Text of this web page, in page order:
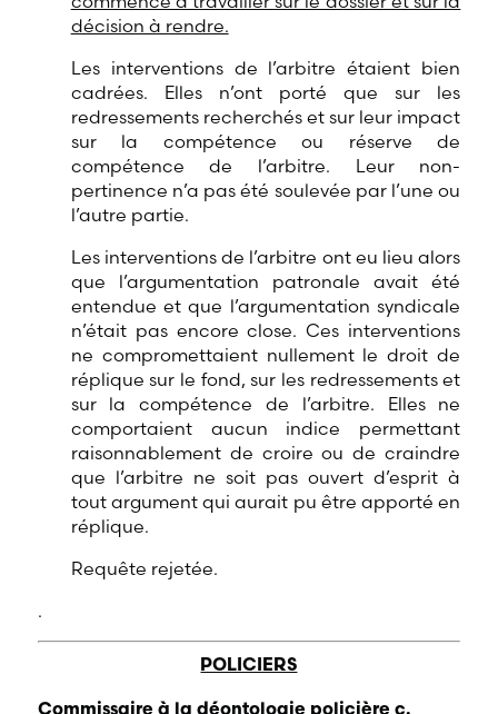
décision à rendre.
Les interventions de l’arbitre étaient bien
cadrées. Elles n’ont porté que sur les
redressements recherchés et sur leur impact
sur la compétence ou réserve de
compétence de l’arbitre. Leur non-
pertinence n’a pas été soulevée par l’une ou
l’autre partie.
Les interventions de l’arbitre ont eu lieu alors
que l’argumentation patronale avait été
entendue et que l’argumentation syndicale
n’était pas encore close. Ces interventions
ne compromettaient nullement le droit de
réplique sur le fond, sur les redressements et
sur la compétence de l’arbitre. Elles ne
comportaient aucun indice permettant
raisonnablement de croire ou de craindre
que l’arbitre ne soit pas ouvert d’esprit à
tout argument qui aurait pu être apporté en
réplique.
Requête rejetée.
.
POLICIERS